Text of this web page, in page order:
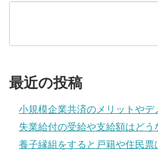
最近の投稿
小規模企業共済のメリットやデ
失業給付の受給や支給額はどう
養子縁組をすると戸籍や住民票